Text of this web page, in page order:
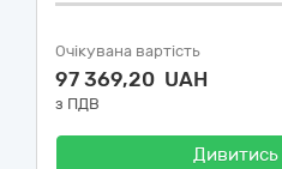
Очікувана вартість
97 369,20 UAH
з ПДВ
Дивитись